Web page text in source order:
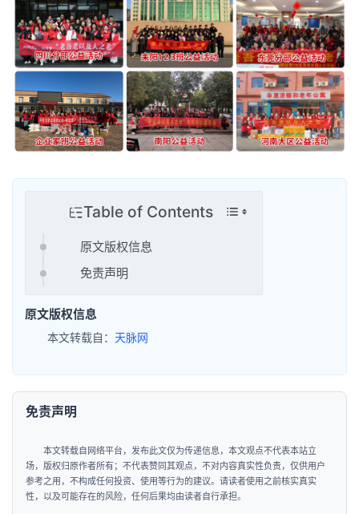
Table of Contents
原文版权信息
免责声明
原文版权信息
本文转载自： 天脉网
免责声明
本文转载自网络平台，发布此文仅为传递信息，本文观点不代表本站立
场，版权归原作者所有；不代表赞同其观点，不对内容真实性负责，仅供用户
参考之用，不构成任何投资、使用等行为的建议。请读者使用之前核实真实
性，以及可能存在的风险，任何后果均由读者自行承担。